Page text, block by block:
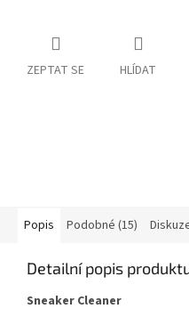
ZEPTAT SE HLÍDAT
Popis Podobné (15)
Detailní popis
Sneaker Cleaner